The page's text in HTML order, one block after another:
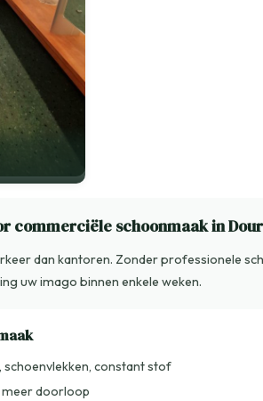
commerciële schoonmaak in
dan kantoren. Zonder professionele
uw imago binnen enkele weken.
constant stof
meer doorloop